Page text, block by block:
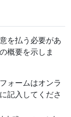
を払う必要があ
概要を示しま
ォームはオンラ
記入してくださ